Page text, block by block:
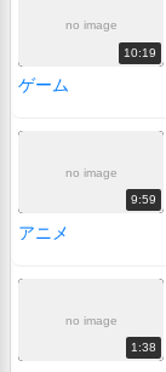
no image
10:19
ゲーム
no image
9:59
アニメ
no image
1:38